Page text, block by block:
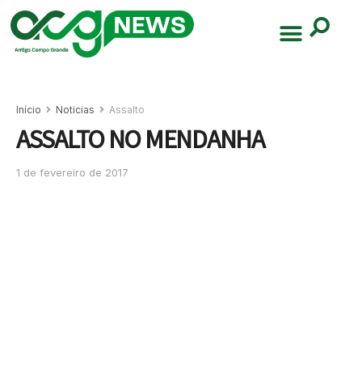
Início Noticias Assalto
ASSALTO NO MENDANHA
1 de fevereiro de 2017